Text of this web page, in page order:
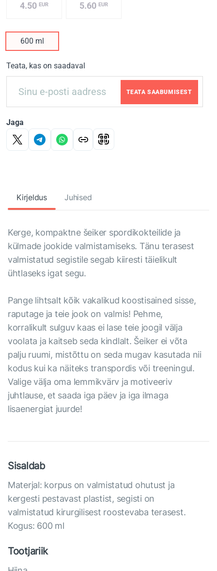
4.50 EUR 5.60EUR
600 ml
Teata, kas on saadaval
TEATA SAABUMISEST
Jaga
Kirjeldus Juhised
Kerge, kompaktne šeiker spordikokteilide ja
külmade jookide valmistamiseks. Tänu terasest
valmistatud segistile segab kiiresti täielikult
ühtlaseks igat segu.
Pange lihtsalt kõik vakalikud koostisained sisse,
raputage ja teie jook on valmis! Pehme,
korralikult sulguv kaas ei lase teie joogil välja
voolata ja kaitseb seda kindlalt. Šeiker ei võta
palju ruumi, mistõttu on seda mugav kasutada nii
kodus kui ka näiteks transpordis või treeningul.
Valige välja oma lemmikvärv ja motiveeriv
juhtlause, et saada iga päev ja iga ilmaga
lisaenergiat juurde!
Sisaldab
Materjal: korpus on valmistatud ohutust ja
kergesti pestavast plastist, segisti on
valmistatud kirurgilisest roostevaba terasest.
Kogus: 600 ml
Tootjariik